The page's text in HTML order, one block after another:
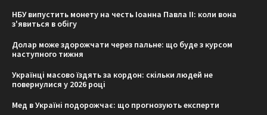
НБУ випустить монету на честь Іоанна Павла II: коли вона
з'явиться в обігу
Долар може здорожчати через пальне: що буде з курсом
наступного тижня
Українці масово їздять за кордон: скільки людей не
повернулися у 2026 році
Мед в Україні подорожчає: що прогнозують експерти